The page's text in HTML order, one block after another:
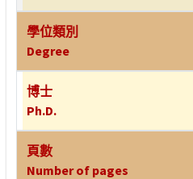
學位類別
Degree
博士
Ph.D.
頁數
Number of pages